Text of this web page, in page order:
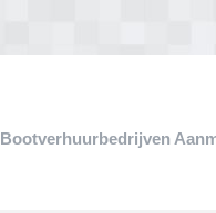
Bootverhuurbedrijven